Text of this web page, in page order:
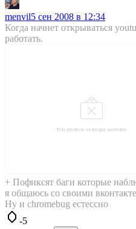
menvil5 сен 2008 в 12:34
Когда начнет открываться
работать.
+ Пофиксят баги которые
я общаюсь со своими
Ну и chromebug естессно
-5